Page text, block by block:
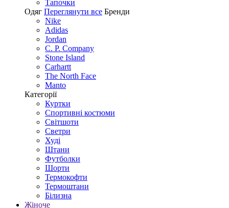
Tапочки
Одяг Переглянути все Бренди
Nike
Adidas
Jordan
C. P. Company
Stone Island
Carhartt
The North Face
Manto
Категорії
Куртки
Спортивні костюми
Світшоти
Светри
Худі
Штани
Футболки
Шорти
Термокофти
Термоштани
Білизна
Жіноче